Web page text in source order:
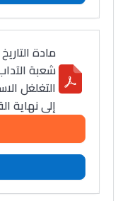
مادة
شعبة
إلى نهاية